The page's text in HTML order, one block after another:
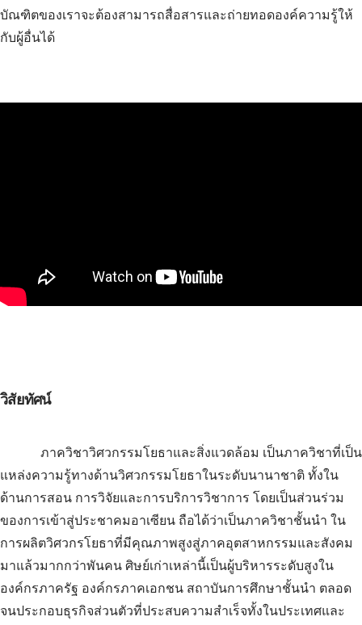
บัณฑิตของเราจะต้องสามารถสื่อสารและถ่ายทอดองค์ความรู้ให้
กับผู้อื่นได้
วิสัยทัศน์
ภาควิชาวิศวกรรมโยธาและสิ่งแวดล้อม เป็นภาควิชาที่เป็น
แหล่งความรู้ทางด้านวิศวกรรมโยธาในระดับนานาชาติ ทั้งใน
ด้านการสอน การวิจัยและการบริการวิชาการ โดยเป็นส่วนร่วม
ของการเข้าสู่ประชาคมอาเซียน ถือได้ว่าเป็นภาควิชาชั้นนำ ใน
การผลิตวิศวกรโยธาที่มีคุณภาพสูงสู่ภาคอุตสาหกรรมและสังคม
มาแล้วมากกว่าพันคน ศิษย์เก่าเหล่านี้เป็นผู้บริหารระดับสูงใน
องค์กรภาครัฐ องค์กรภาคเอกชน สถาบันการศึกษาชั้นนำ ตลอด
จนประกอบธุรกิจส่วนตัวที่ประสบความสำเร็จทั้งในประเทศและ